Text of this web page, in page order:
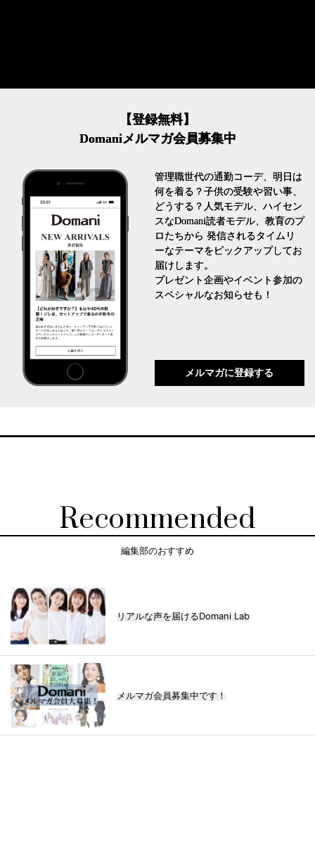
【登録無料】
Domaniメルマガ会員募集中
管理職世代の通勤コーデ、明日は
何を着る？子供の受験や習い事、
どうする？人気モデル、ハイセン
スなDomani読者モデル、教育のプ
ロたちから 発信されるタイムリ
ーなテーマをピックアップしてお
届けします。
プレゼント企画やイベント参加の
スペシャルなお知らせも！
メルマガに登録する
Recommended
編集部のおすすめ
リアルな声を届けるDomani Lab
メルマガ会員募集中です！